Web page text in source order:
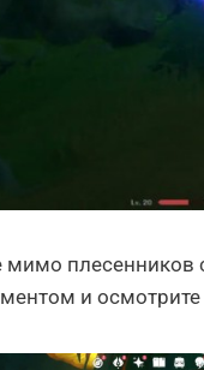
мимо
и осмотрите